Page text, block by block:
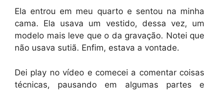
Ela entrou em meu quarto e sentou na minha
cama. Ela usava um vestido, dessa vez, um
modelo mais leve que o da gravação. Notei que
não usava sutiã. Enfim, estava a vontade.
Dei play no vídeo e comecei a comentar coisas
técnicas, pausando em algumas partes e